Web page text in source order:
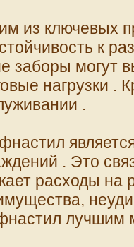
из ключевых
к
заборы могут
нагрузки .
.
. Это
расходы на
лучшим